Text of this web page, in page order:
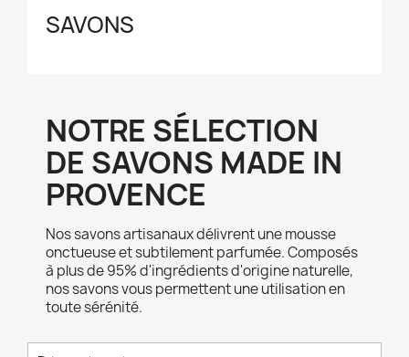
SAVONS
NOTRE SÉLECTION
DE SAVONS MADE IN
PROVENCE
Nos savons artisanaux délivrent une mousse
onctueuse et subtilement parfumée. Composés
à plus de 95% d'ingrédients d'origine naturelle,
nos savons vous permettent une utilisation en
toute sérénité.